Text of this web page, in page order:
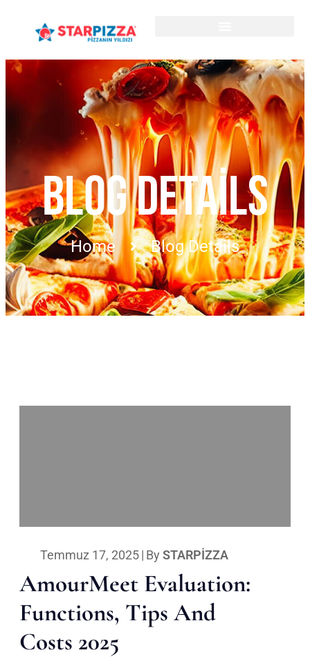
BLOG DETAILS
Home Blog Details
Temmuz 17, 2025| By STARPIZZA
AmourMeet Evaluation:
Functions, Tips And
Costs 2025